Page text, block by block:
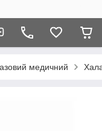
медичний